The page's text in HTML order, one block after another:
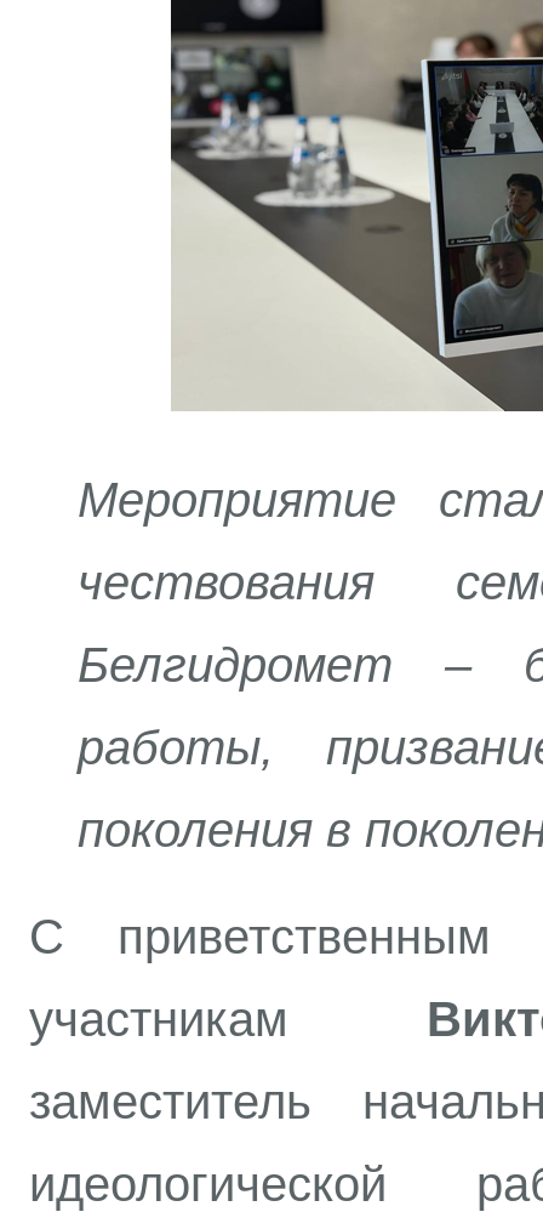
Мероприятие
чествования
Белгидромет –
работы,
поколения в
С приветственным
участникам
заместитель